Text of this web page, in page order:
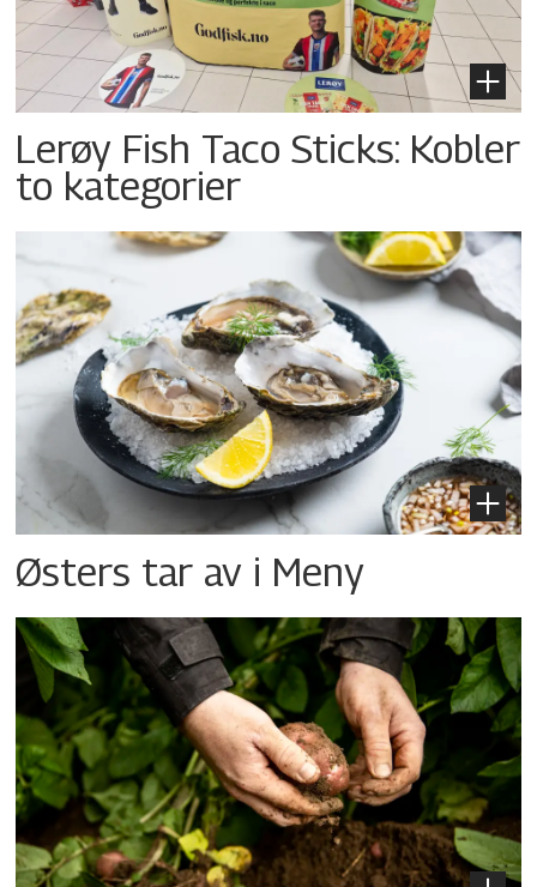
Lerøy Fish Taco Sticks: Kobler
to kategorier
Østers tar av i Meny